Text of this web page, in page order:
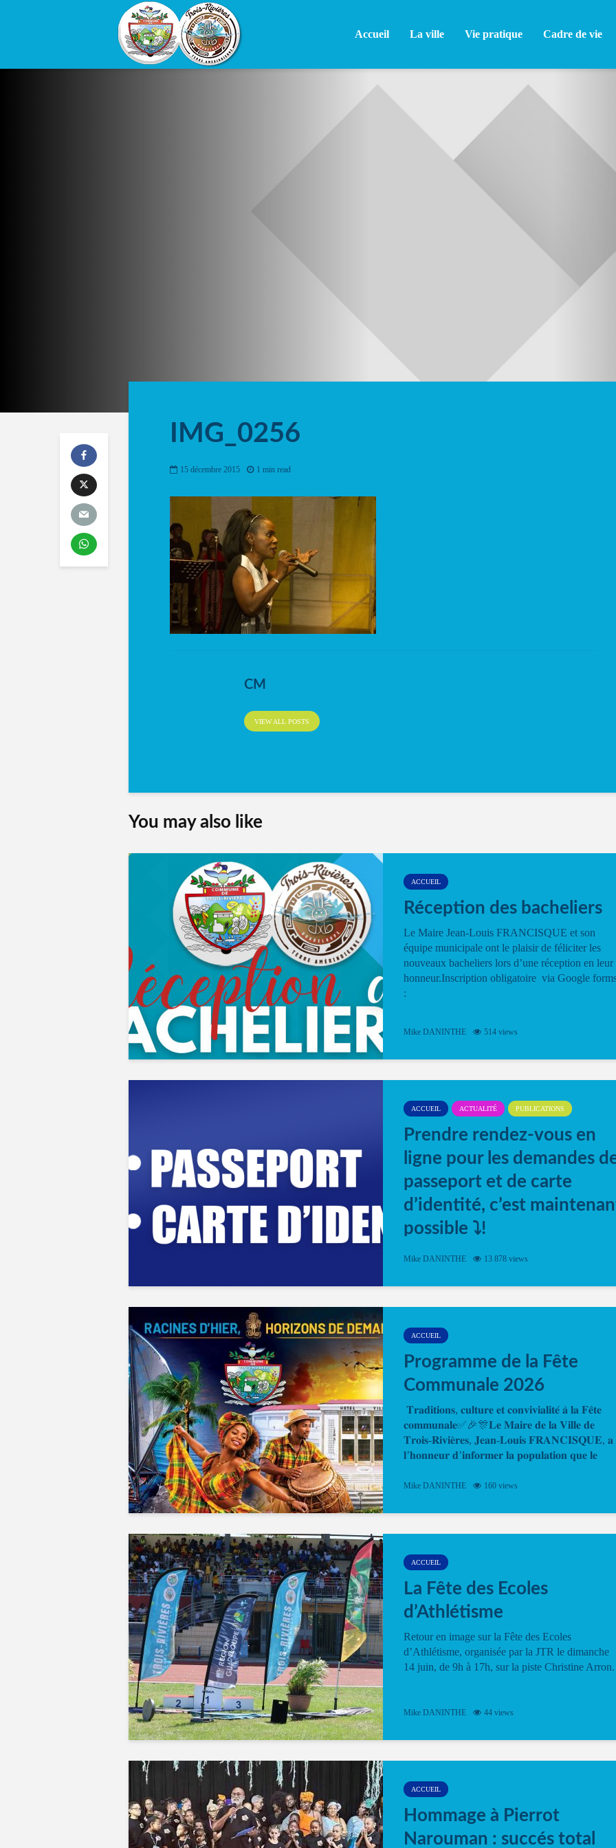
Accueil La ville Vie pratique Cadre de vie
IMG_0256
15 décembre 2015 1 min read
CM
VIEW ALL POSTS
You may also like
ACCUEIL
Réception des bacheliers
Le Maire Jean-Louis FRANCISQUE et son
équipe municipale ont le plaisir de féliciter les
nouveaux bacheliers lors d’une réception en leur
honneur.Inscription obligatoire via Google
:
Mike DANINTHE 514 views
ACCUEIL ACTUALITÉ PUBLICATIONS
Prendre rendez-vous en
ligne pour les demandes
passeport et de carte
d’identité, c’est
possible ⤵️!
Désormais, il est possible de prendre rendez-vous
Mike DANINTHE 13 878 views
ACCUEIL
Programme de la Fête
Communale 2026
𝐓𝐫𝐚𝐝𝐢𝐭𝐢𝐨𝐧𝐬, 𝐜𝐮𝐥𝐭𝐮𝐫𝐞 𝐞𝐭 𝐜𝐨𝐧𝐯𝐢𝐯𝐢𝐚𝐥𝐢𝐭𝐞́ 𝐚̀ 𝐥𝐚 𝐅𝐞̂𝐭𝐞
𝐜𝐨𝐦𝐦𝐮𝐧𝐚𝐥𝐞✅🎉🎊𝐋𝐞 𝐌𝐚𝐢𝐫𝐞 𝐝𝐞 𝐥𝐚 𝐕𝐢𝐥𝐥𝐞 𝐝𝐞
𝐓𝐫𝐨𝐢𝐬-𝐑𝐢𝐯𝐢𝐞̀𝐫𝐞𝐬, 𝐉𝐞𝐚𝐧-𝐋𝐨𝐮𝐢𝐬 𝐅𝐑𝐀𝐍𝐂𝐈𝐒𝐐𝐔𝐄, 𝐚
𝐥’𝐡𝐨𝐧𝐧𝐞𝐮𝐫 𝐝’𝐢𝐧𝐟𝐨𝐫𝐦𝐞𝐫 𝐥𝐚 𝐩𝐨𝐩𝐮𝐥𝐚𝐭𝐢𝐨𝐧 𝐪𝐮𝐞 𝐥𝐞
Mike DANINTHE 160 views
ACCUEIL
La Fête des Ecoles
d’Athlétisme
Retour en image sur la Fête des Ecoles
d’Athlétisme, organisée par la JTR le dimanche
14 juin, de 9h à 17h, sur la piste Christine Arron.
Mike DANINTHE 44 views
ACCUEIL
Hommage à Pierrot
Narouman : succés total